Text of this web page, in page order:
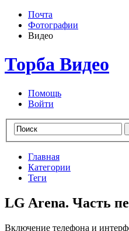
Почта
Фотографии
Видео
Торба Видео
Помощь
Войти
Главная
Категории
Теги
LG Arena. Часть
Включение телефона и